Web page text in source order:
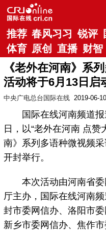
推荐 春风习习 锐评
体育 原创 直播 财智
《老外在河南》系
活动将于6月13日启
中央广电总台国际在线 2019-06-
国际在线河南频道报
日，以“老外在河南 点
南》系列多语种微视频
开封举行。
本次活动由河南省委
厅主办，国际在线河南
封市委网信办、洛阳市
新乡市委网信办、焦作